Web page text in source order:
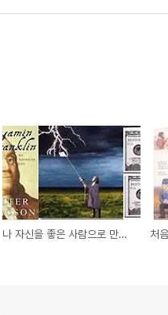
나 자신을 좋은 사람으로 만드는 방법이 있을까? 책에서 배운 젊은 날의 내 경험